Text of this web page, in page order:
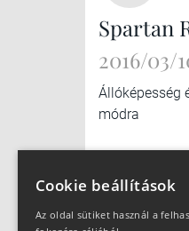
Spartan
2016/03/
Állóképesség
módra
Cookie beállítások
Az oldal sütiket használ a